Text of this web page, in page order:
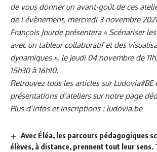
de vous donner un avant-goût de ces
de l’évènement, mercredi 3 novembre
François Jourdeprésentera « Scénariser
avec un tableur collaboratif et des
dynamiques », le jeudi 04 novembre de
15h30 à 16h10.
Retrouvez tous les articles sur Ludovia#BE
présentations d’ateliers surnotre page
Plus d’infos et inscriptions : ludovia.be
Avec Éléa, les parcours pédagogiques
élèves, à distance, prennent tout leur sens.